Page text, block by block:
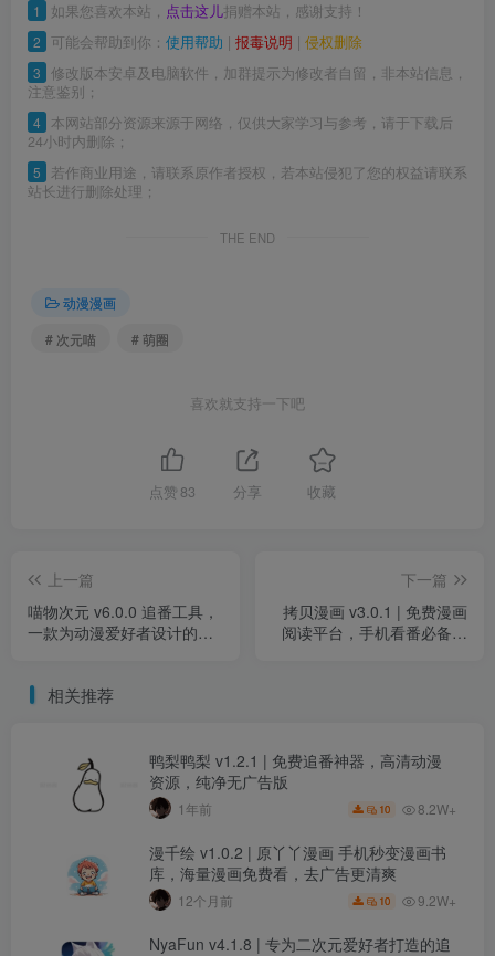
1 如果您喜欢本站， 点击这儿捐赠本站，感谢支持！
2 可能会帮助到你： 使用帮助 | 报毒说明 | 侵权删除
3 修改版本安卓及电脑软件，加群提示为修改者自留，非本站信息，
注意鉴别；
4 本网站部分资源来源于网络，仅供大家学习与参考，请于下载后
24小时内删除；
5
若作商业用途，请联系原作者授权，若本站侵犯了您的权益请联系
站长进行删除处理；
THE END
动漫漫画
# 次元喵
# 萌圈
喜欢就支持一下吧
点赞 83 分享 收藏
上一篇
喵物次元 v6.0.0 追番工具，
一款为动漫爱好者设计的软
下一篇
拷贝漫画 v3.0.1 | 免费漫画
阅读平台，手机看番必备神
相关推荐
鸭梨鸭梨 v1.2.1 | 免费追番神器，高清动漫
资源，纯净无广告版
1年前 10 8.2W+
漫千绘 v1.0.2 | 原丫丫漫画 手机秒变漫画书
库，海量漫画免费看，去广告更清爽
12个月前 10 9.2W+
NyaFun v4.1.8 | 专为二次元爱好者打造的追